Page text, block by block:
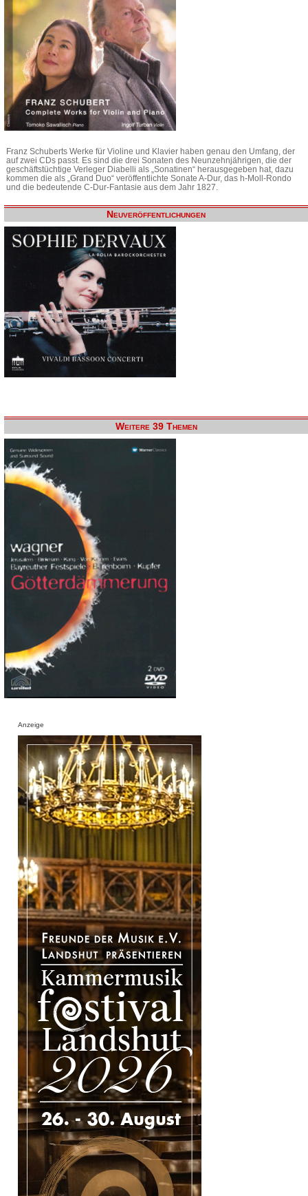
Franz Schuberts Werke für Violine und Klavier haben genau den Umfang, der
auf zwei CDs passt. Es sind die drei Sonaten des Neunzehnjährigen, die der
geschäftstüchtige Verleger Diabelli als „Sonatinen“ herausgegeben hat, dazu
kommen die als „Grand Duo“ veröffentlichte Sonate A-Dur, das h-Moll-Rondo
und die bedeutende C-Dur-Fantasie aus dem Jahr 1827.
Neuveröffentlichungen
Weitere 39 Themen
Anzeige